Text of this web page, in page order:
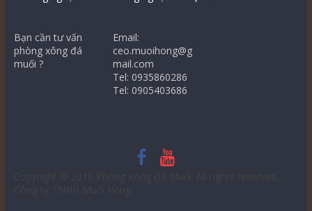
Bạn cần tư vấn
phòng xông đá
muối ?
Email:
ceo.muoihong@g
mail.com
Tel: 0935860286
Tel: 0905403686